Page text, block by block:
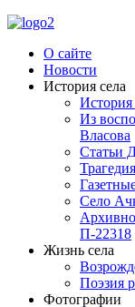
О сайте
Новости
История села
Из
Власова
Статьи
Село
П-22318
Жизнь села
Поэзия
Фотографии